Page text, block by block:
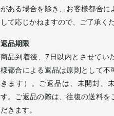
がある場合を除き、お客様都合に
して応じかねますので、ご了承くだ
返品期限
商品到着後、7日以内とさせてい
様都合による返品は原則として不
きます）。ご返品は、未開封、
す。ご返品の際は、往復の送料を
だきます。